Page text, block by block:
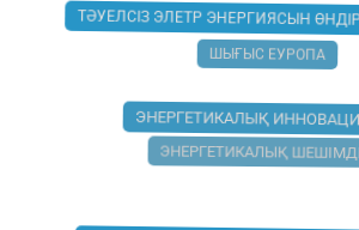
ТӘУЕЛСІЗ ЭЛЕТР ЭНЕРГИЯСЫН
ШЫҒЫС ЕУРОПА
ЭНЕРГЕТИКАЛЫҚ
ЭНЕРГЕТИКАЛЫҚ